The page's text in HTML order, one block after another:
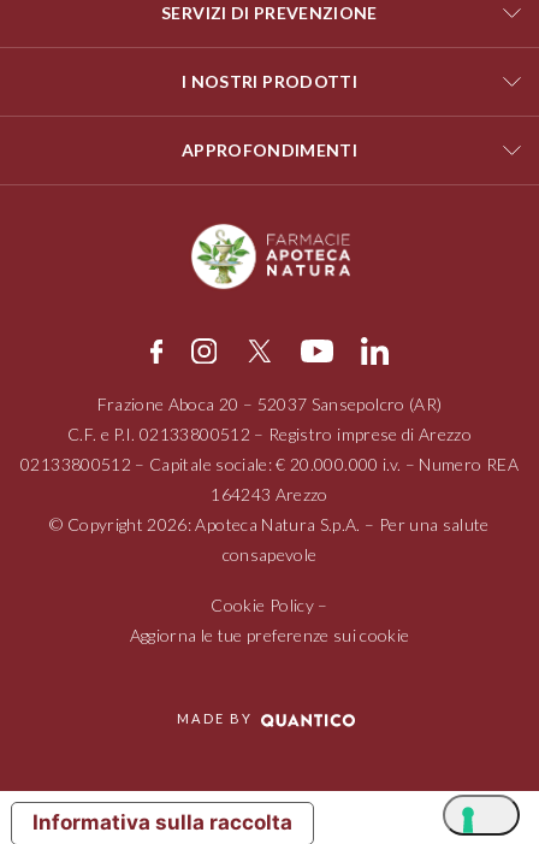
SERVIZI DI PREVENZIONE
I NOSTRI PRODOTTI
APPROFONDIMENTI
Frazione Aboca 20 – 52037 Sansepolcro (AR)
C.F. e P.I.02133800512 – Registro imprese di Arezzo
02133800512 – Capitale sociale: € 20.000.000 i.v. – Numero REA
164243 Arezzo
© Copyright 2026: Apoteca Natura S.p.A. – Per una salute
consapevole
Cookie Policy–
Aggiorna le tue preferenze sui cookie
MADE BY
Informativa sulla raccolta